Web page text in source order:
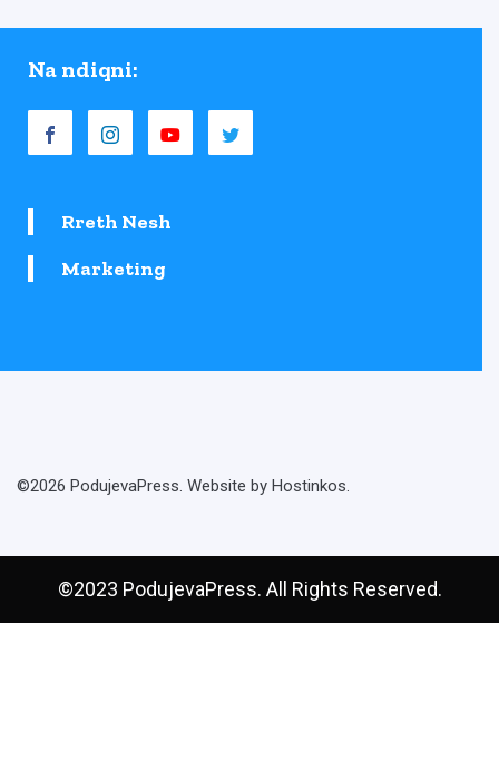
Na ndiqni:
Rreth Nesh
Marketing
©2026 PodujevaPress. Website by Hostinkos.
©2023 PodujevaPress. All Rights Reserved.